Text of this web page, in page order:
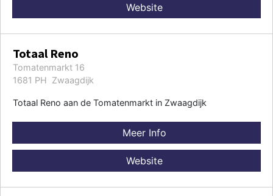
Website
Totaal Reno
Tomatenmarkt 16
1681 PH Zwaagdijk
Totaal Reno aan de Tomatenmarkt in Zwaagdijk
Meer Info
Website